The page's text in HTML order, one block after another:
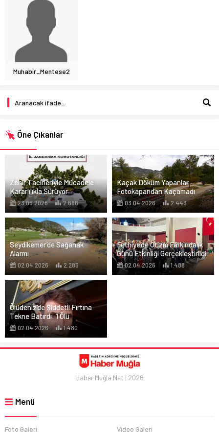
Muhabir_Mentese2
Öne Çıkanlar
Zehir Tacirleriyle Mücadele
Kararlılıkla Sürüyor
23.05.2026 2.686
Kaçak Döküm Yapanlar
Fotokapandan Kaçamadı
03.04.2026 2.443
Seydikemer’de Sağanak
Alarmı
02.04.2026 2.285
Fethiye’de Otizm Farkındalık
Günü Etkinliği Gerçekleştirildi
02.04.2026 1.488
Ölüdeniz’de Şiddetli Fırtına
Tekne Batırdı: 1 Ölü
02.04.2026 1.480
Haber Muğla Net | 2026
Menü
Foto Galeri Video Galeri